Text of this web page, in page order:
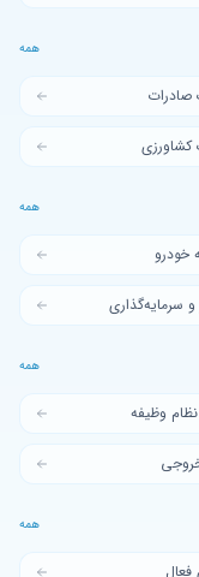
همه
صادرات
کشاورزی
همه
خودرو
و سرمایه‌گذاری
همه
وظیفه
همه
فعال